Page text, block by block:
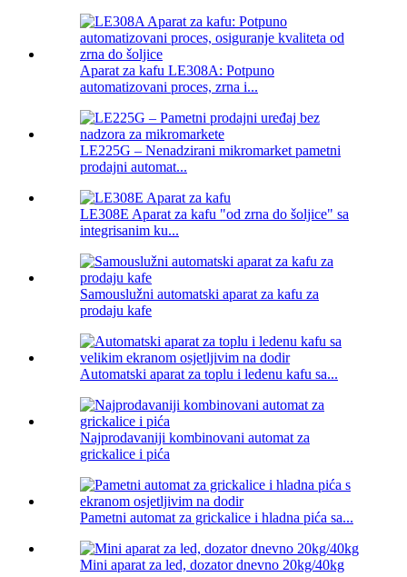
Aparat za kafu LE308A: Potpuno
automatizovani proces, zrna i...
LE225G – Nenadzirani mikromarket pametni
prodajni automat...
LE308E Aparat za kafu "od zrna do šoljice" sa
integrisanim ku...
Samouslužni automatski aparat za kafu za
prodaju kafe
Automatski aparat za toplu i ledenu kafu sa...
Najprodavaniji kombinovani automat za
grickalice i pića
Pametni automat za grickalice i hladna pića sa...
Mini aparat za led, dozator dnevno 20kg/40kg